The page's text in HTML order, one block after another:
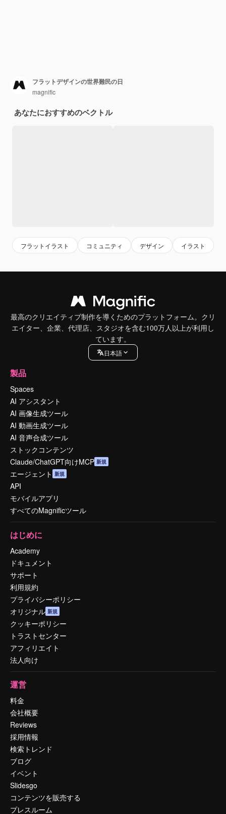
フラットデザインの世界難民の日
magnific
あなたにおすすめのベクトル
フラットイラスト コミュニティ デザイン イラスト
最高のクリエイティブ制作を導くためのプラットフォーム。クリ
エイター、企業、代理店、スタジオを含む100万人以上が利用し
ています。
日本語
製品
Spaces
AI アシスタント
AI 画像生成ツール
AI 動画生成ツール
AI 音声合成ツール
ストックコンテンツ
Claude/ChatGPT向けMCP 新規
エージェント 新規
API
モバイルアプリ
すべてのMagnificツール
はじめに
Academy
ドキュメント
サポート
利用規約
プライバシーポリシー
オリジナル 新規
クッキーポリシー
トラストセンター
アフィリエイト
法人向け
運営
料金
会社概要
Reviews
採用情報
検索トレンド
ブログ
イベント
Slidesgo
コンテンツを販売する
プレスルーム